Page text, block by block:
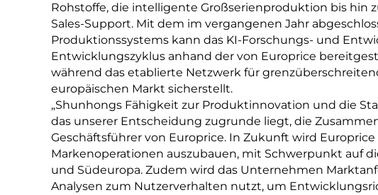
Rohstoffe, die intelligente Großserienproduktion bis
Sales-Support. Mit dem im vergangenen Jahr
Produktionssystems kann das KI-Forschungs- und
Entwicklungszyklus anhand der von Europrice
während das etablierte Netzwerk für
europäischen Markt sicherstellt.
„Shunhongs Fähigkeit zur Produktinnovation und die
das unserer Entscheidung zugrunde liegt, die
Geschäftsführer von Europrice. In Zukunft wird
Markenoperationen auszubauen, mit Schwerpunkt auf
und Südeuropa. Zudem wird das Unternehmen
Analysen zum Nutzerverhalten nutzt, um